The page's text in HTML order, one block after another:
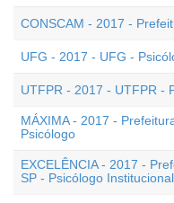
CONSCAM - 2017 -
UFG - 2017 - UFG -
UTFPR - 2017 - UTFPR -
MÁXIMA - 2017 -
Psicólogo
EXCELÊNCIA - 2017 -
SP - Psicólogo